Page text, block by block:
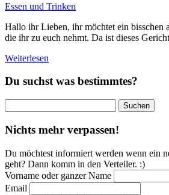
Essen und Trinken
Hallo ihr Lieben, ihr möchtet ein bisschen
die ihr zu euch nehmt. Da ist dieses
Weiterlesen
Du suchst was bestimmtes?
nach:
Nichts mehr verpassen!
Du möchtest informiert werden wenn ein
geht? Dann komm in den Verteiler. :)
Vorname oder ganzer Name
Email